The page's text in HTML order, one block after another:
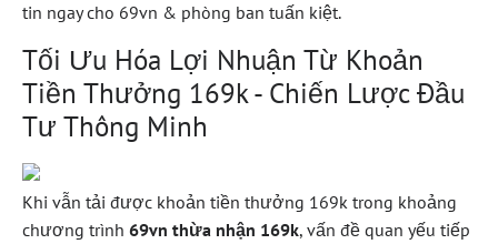
tin ngay cho 69vn & phòng ban tuấn kiệt.
Tối Ưu Hóa Lợi Nhuận Từ Khoản
Tiền Thưởng 169k - Chiến Lược Đầu
Tư Thông Minh
Khi vẫn tải được khoản tiền thưởng 169k trong khoảng
chương trình 69vn thừa nhận 169k, vấn đề quan yếu tiếp